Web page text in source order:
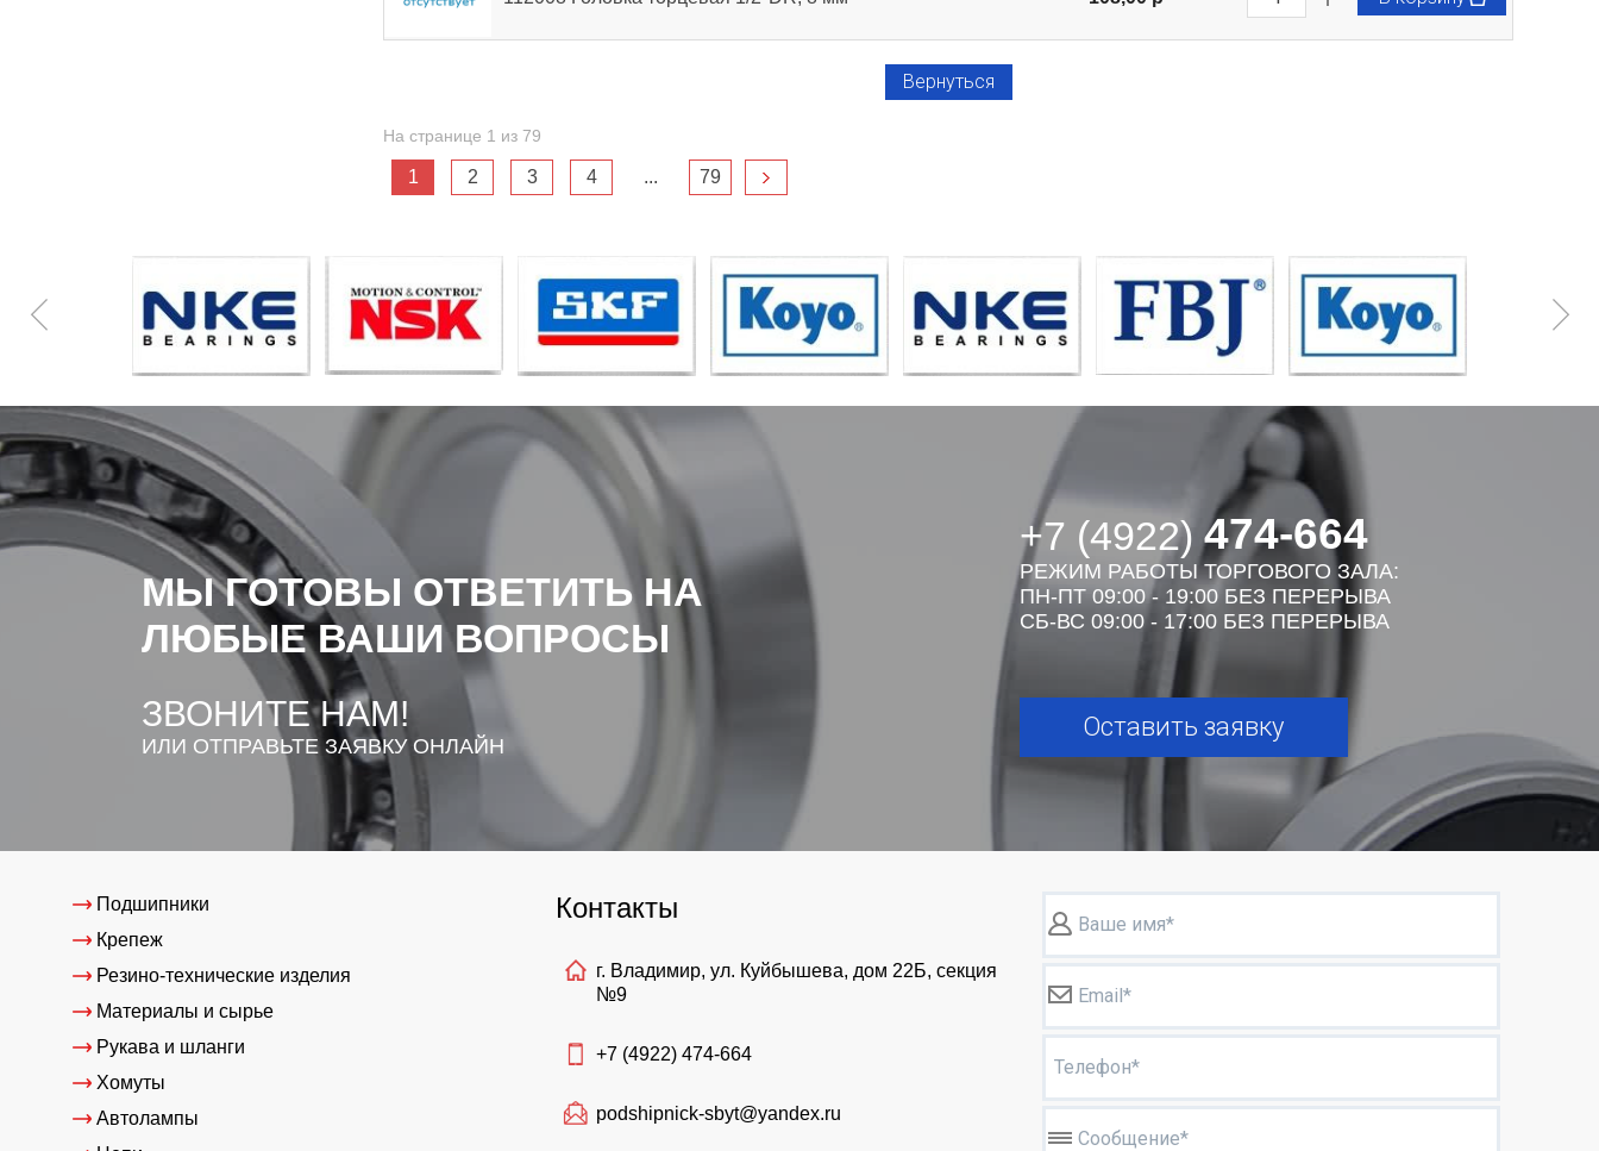
Вернуться
На странице 1 из 79
1 2 3 4 ... 79
МЫ ГОТОВЫ ОТВЕТИТЬ НА
ЛЮБЫЕ ВАШИ ВОПРОСЫ
ЗВОНИТЕ НАМ!
ИЛИ ОТПРАВЬТЕ ЗАЯВКУ ОНЛАЙН
+7 (4922)474-664
РЕЖИМ РАБОТЫ ТОРГОВОГО ЗАЛА:
ПН-ПТ 09:00 - 19:00 БЕЗ ПЕРЕРЫВА
СБ-ВС 09:00 - 17:00 БЕЗ ПЕРЕРЫВА
Оставить заявку
Подшипники
Крепеж
Резино-технические изделия
Материалы и сырье
Рукава и шланги
Хомуты
Автолампы
Контакты
г. Владимир, ул. Куйбышева, дом 22Б, секция
№9
+7 (4922) 474-664
podshipnick-sbyt@yandex.ru
Ваше имя*
Email*
Телефон*
Сообщение*